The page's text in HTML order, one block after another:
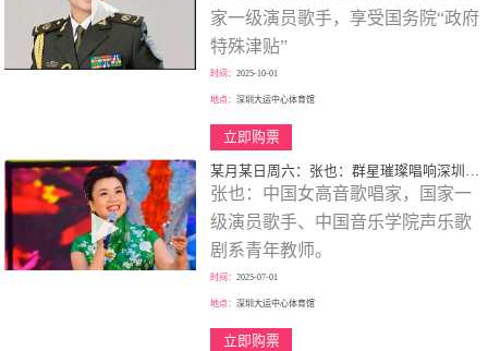
家一级演员歌手，享受国务院“政府
特殊津贴”
时间：2025-10-01
地点：深圳大运中心体育馆
立即购票
某月某日周六：张也：群星璀璨唱响深圳、歌颂一代伟人、走进新时代、巡回大型演唱会！
张也：中国女高音歌唱家，国家一
级演员歌手、中国音乐学院声乐歌
剧系青年教师。
时间：2025-07-01
地点：深圳大运中心体育馆
立即购票